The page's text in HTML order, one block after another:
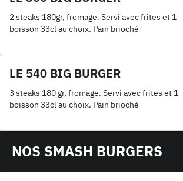
2 steaks 180gr, fromage. Servi avec frites et 1
boisson 33cl au choix. Pain brioché
LE 540 BIG BURGER
3 steaks 180 gr, fromage. Servi avec frites et 1
boisson 33cl au choix. Pain brioché
NOS SMASH BURGERS